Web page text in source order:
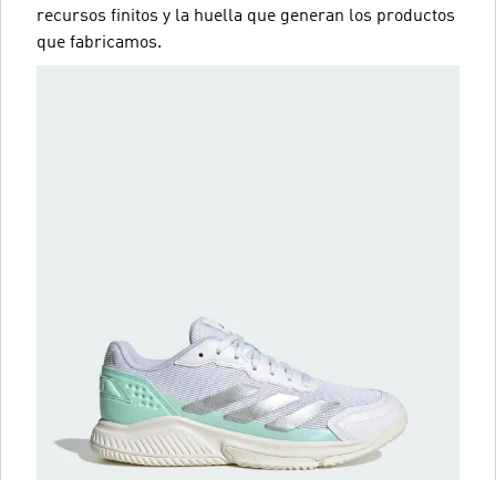
recursos finitos y la huella que generan los productos
que fabricamos.